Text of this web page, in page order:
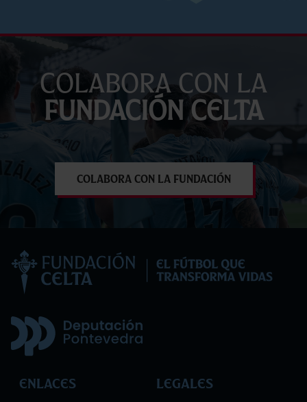
Colabora con la
Fundación Celta
Colabora con la Fundación
Enlaces Legales